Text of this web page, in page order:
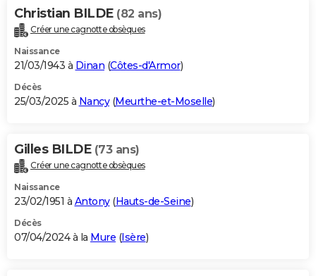
Bricolage
Lifestyle
Culture
Sport
Auto
Television
Voyage
Cinema
Christian BILDE (82 ans)
Créer une cagnotte obsèques
Naissance
21/03/1943 à Dinan (Côtes-d'Armor)
Décès
25/03/2025 à Nancy(Meurthe-et-Moselle)
Gilles BILDE (73 ans)
Créer une cagnotte obsèques
Naissance
23/02/1951 à Antony(Hauts-de-Seine)
Décès
07/04/2024 à la Mure (Isère)